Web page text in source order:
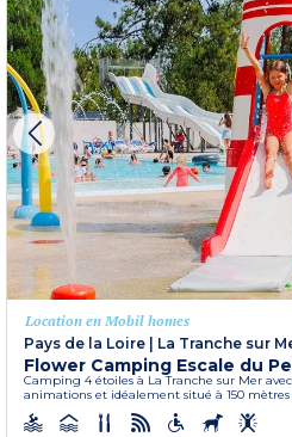
Location en Mobil homes
Pays de la Loire
La Tranche sur
Flower Camping Escale du
Camping 4 étoiles à La Tranche sur Mer
animations et idéalement situé à 150 mètres